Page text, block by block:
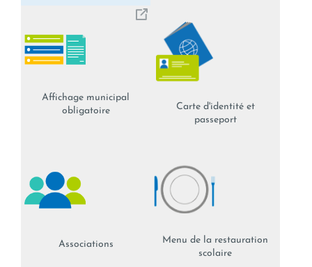
Affichage municipal
obligatoire
Carte d'identité et
passeport
Associations
Menu de la restauration
scolaire